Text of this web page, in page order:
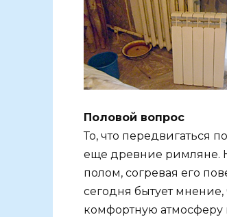
Половой вопрос
То, что передвигаться
еще древние римляне.
полом, согревая его
сегодня бытует
комфортную